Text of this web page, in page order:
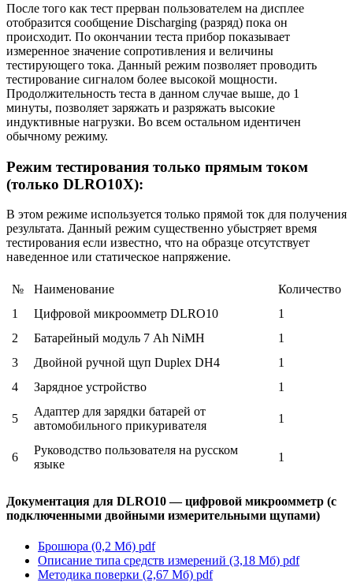
После того как тест прерван пользователем на дисплее
отобразится сообщение Discharging (разряд) пока он
происходит. По окончании теста прибор показывает
измеренное значение сопротивления и величины
тестирующего тока. Данный режим позволяет проводить
тестирование сигналом более высокой мощности.
Продолжительность теста в данном случае выше, до 1
минуты, позволяет заряжать и разряжать высокие
индуктивные нагрузки. Во всем остальном идентичен
обычному режиму.
Режим тестирования только прямым током
(только DLRO10X):
В этом режиме используется только прямой ток для получения
результата. Данный режим существенно убыстряет время
тестирования если известно, что на образце отсутствует
наведенное или статическое напряжение.
№ Наименование
Количество
1
Цифровой микроомметр DLRO10
1
2
Батарейный модуль 7 Ah NiMH
1
3
Двойной ручной щуп Duplex DH4
1
4
Зарядное устройство 1
5
Адаптер для зарядки батарей от
автомобильного прикуривателя
1
6
Руководство пользователя на русском
языке
1
Документация для DLRO10 — цифровой микроомметр (с
подключенными двойными измерительными щупами)
Брошюра (0,2 Мб) pdf
Описание типа средств измерений (3,18 Мб) pdf
Методика поверки (2,67 Мб) pdf